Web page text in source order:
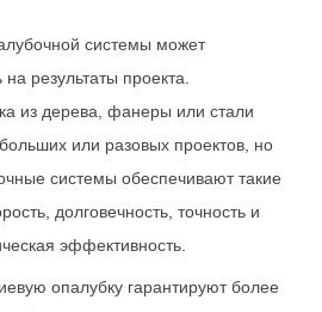
системы может
результаты проекта.
из дерева, фанеры или стали
или разовых проектов, но
системы обеспечивают такие
долговечность, точность и
эффективность.
опалубку гарантируют более